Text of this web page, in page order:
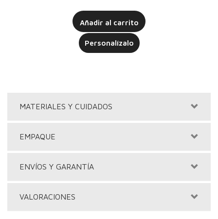
Añadir al carrito
Personalízalo
MATERIALES Y CUIDADOS
EMPAQUE
ENVÍOS Y GARANTÍA
VALORACIONES